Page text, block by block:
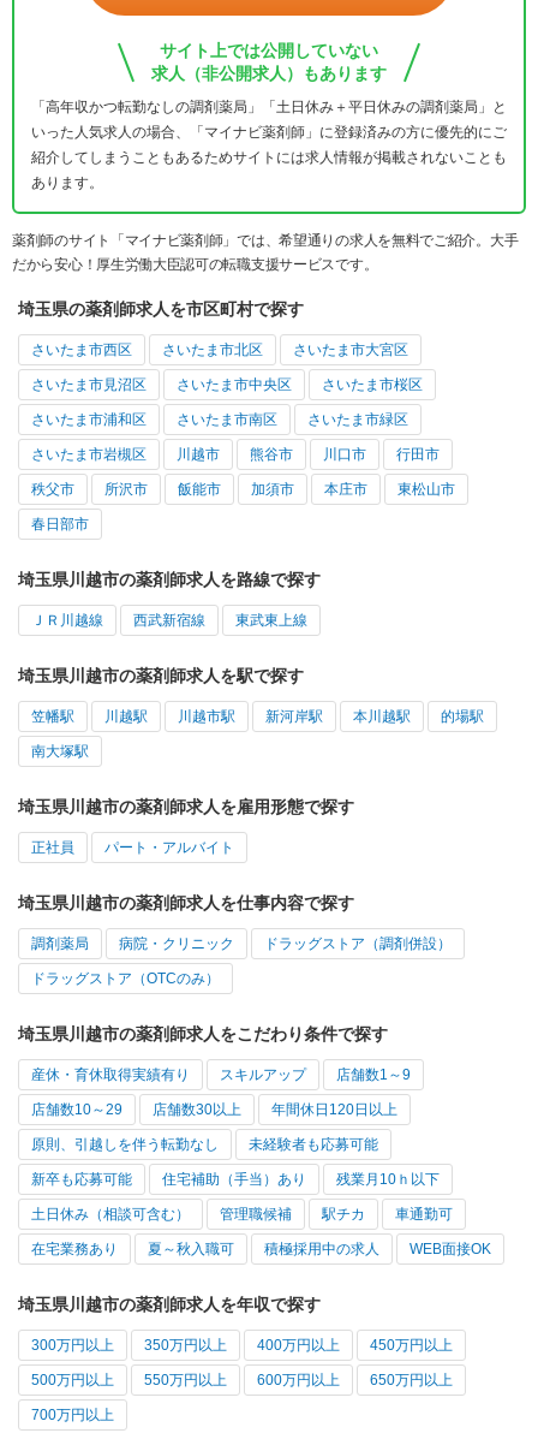
サイト上では公開していない
求人（非公開求人）もあります
「高年収かつ転勤なしの調剤薬局」「土日休み＋平日休みの調剤薬局」と
いった人気求人の場合、「マイナビ薬剤師」に登録済みの方に優先的にご
紹介してしまうこともあるためサイトには求人情報が掲載されないことも
あります。
薬剤師のサイト「マイナビ薬剤師」では、希望通りの求人を無料でご紹介。大手
だから安心！厚生労働大臣認可の転職支援サービスです。
埼玉県の薬剤師求人を市区町村で探す
さいたま市西区 さいたま市北区 さいたま市大宮区
さいたま市見沼区 さいたま市中央区 さいたま市桜区
さいたま市浦和区 さいたま市南区 さいたま市緑区
さいたま市岩槻区 川越市 熊谷市 川口市 行田市
秩父市 所沢市 飯能市 加須市 本庄市 東松山市
春日部市
埼玉県川越市の薬剤師求人を路線で探す
ＪＲ川越線 西武新宿線 東武東上線
埼玉県川越市の薬剤師求人を駅で探す
笠幡駅 川越駅 川越市駅 新河岸駅 本川越駅 的場駅
南大塚駅
埼玉県川越市の薬剤師求人を雇用形態で探す
正社員 パート・アルバイト
埼玉県川越市の薬剤師求人を仕事内容で探す
調剤薬局 病院・クリニック ドラッグストア（調剤併設）
ドラッグストア（OTCのみ）
埼玉県川越市の薬剤師求人をこだわり条件で探す
産休・育休取得実績有り スキルアップ 店舗数1～9
店舗数10～29 店舗数30以上 年間休日120日以上
原則、引越しを伴う転勤なし 未経験者も応募可能
新卒も応募可能 住宅補助（手当）あり 残業月10ｈ以下
土日休み（相談可含む） 管理職候補 駅チカ 車通勤可
在宅業務あり 夏～秋入職可 積極採用中の求人 WEB面接OK
埼玉県川越市の薬剤師求人を年収で探す
300万円以上 350万円以上 400万円以上 450万円以上
500万円以上 550万円以上 600万円以上 650万円以上
700万円以上